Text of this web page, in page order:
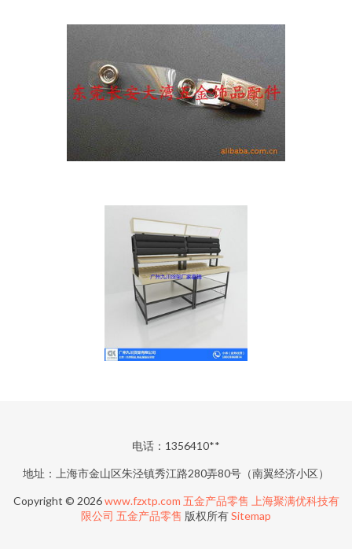
电话：1356410**
地址：上海市金山区朱泾镇秀江路280弄80号（南翼经济小区）
Copyright © 2026www.fzxtp.com 五金产品零售
上海聚满优科技有
限公司 五金产品零售 版权所有Sitemap